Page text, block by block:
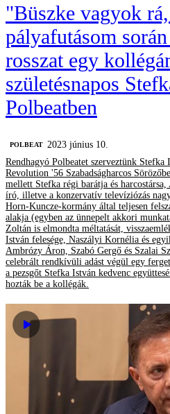
"Büszke vagyok
pályafutásom
rosszat egy
születésnapos
Polbeatben
‎POLBEAT
2023 június 10.
Rendhagyó Polbeatet szerveztünk Stefka
Revolution '56 Szabadságharcos
mellett Stefka régi barátja és
író, illetve a konzervatív televíziózás
Horn-Kuncze-kormány által teljesen
alakja (egyben az ünnepelt akkori
Zoltán is elmondta méltatását,
István felesége, Naszályi Kornélia és
Ambrózy Áron, Szabó Gergő és Szalai
celebrált rendkívüli adást végül egy
a pezsgőt Stefka István kedvenc
hozták be a kollégák.